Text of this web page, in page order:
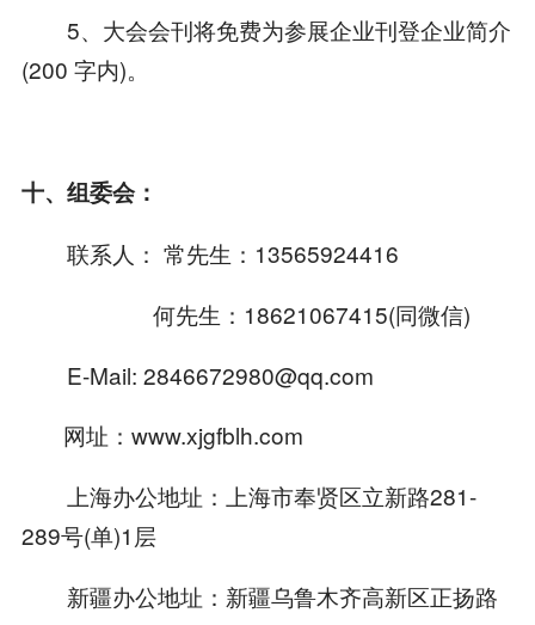
5、大会会刊将免费为参展企业刊登企业简介
(200 字内)。
十、组委会：
联系人： 常先生：13565924416
何先生：18621067415(同微信)
E-Mail: 2846672980@qq.com
网址：www.xjgfblh.com
上海办公地址：上海市奉贤区立新路281-
289号(单)1层
新疆办公地址：新疆乌鲁木齐高新区正扬路